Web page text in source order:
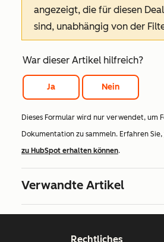
angezeigt, die für diesen
sind, unabhängig von der
War dieser Artikel hilfreich?
Ja Nein
Dieses Formular wird nur verwendet, um
Dokumentation zu sammeln. Erfahren Sie,
zu HubSpot erhalten können.
Verwandte Artikel
Rechtliches